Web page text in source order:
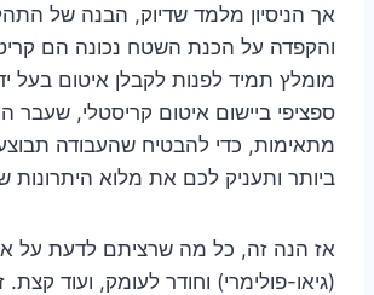
אך הניסיון מלמד שדיוק, הבנה של
והקפדה על הכנת השטח נכונה הם
מומלץ תמיד לפנות לקבלן איטום בעל ידע
ספציפי ביישום איטום קריסטלי, שעבר
מתאימות, כדי להבטיח שהעבודה
ביותר ותעניק לכם את מלוא היתרונות
אז הנה זה, כל מה שרציתם לדעת על
(גיאו-פולימרי) וחודר לעומק, ועוד